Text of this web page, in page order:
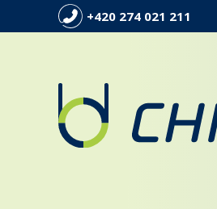
+420 274 021 211